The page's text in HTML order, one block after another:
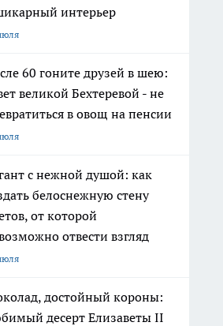
интерьер
60 гоните друзей в шею:
великой Бехтеревой - не
в овощ на пенсии
с нежной душой: как
белоснежную стену
от которой
отвести взгляд
достойный короны:
десерт Елизаветы II